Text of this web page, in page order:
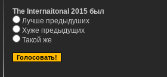
The Internaitonal 2015 был
Лучше предыдуших
Хуже предыдущих
Такой же